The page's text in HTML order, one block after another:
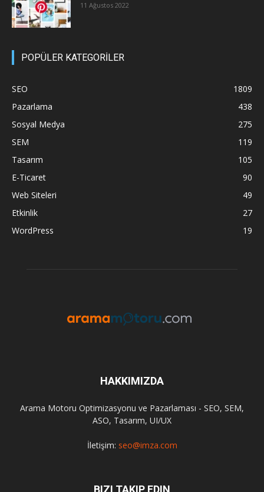
11 Ağustos 2022
POPÜLER KATEGORİLER
SEO
1809
Pazarlama
438
Sosyal Medya
275
SEM
119
Tasarım
105
E-Ticaret
90
Web Siteleri
49
Etkinlik
27
WordPress
19
HAKKIMIZDA
Arama Motoru Optimizasyonu ve Pazarlaması - SEO, SEM,
ASO, Tasarım, UI/UX
İletişim: seo@imza.com